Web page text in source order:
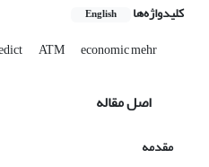
کلیدواژه‌ها English
ATM economic mehr
اصل مقاله
مقدمه